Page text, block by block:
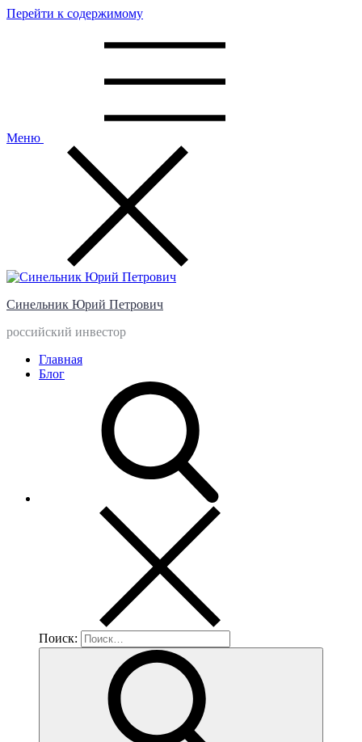
Перейти к содержимому
Меню
Синельник Юрий Петрович
российский инвестор
Главная
Блог
Поиск: